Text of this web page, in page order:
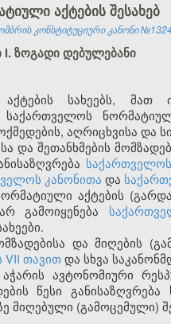
აქტების შესახებ
კონსტიტუციური კანონი
I. ზოგადი დებულებანი
სახეებს, მათ
აღრიცხვისა და
შეთანხმების
კანონითა და
აქტების
გამოიყენება
და მიღების
VII თავითდა სხვა
ავტონომიური
წესი
მიღებული (გამოცემული)